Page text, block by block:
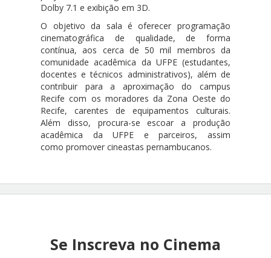
Dolby 7.1 e exibição em 3D.
O objetivo da sala é oferecer programação
cinematográfica de qualidade, de forma
contínua, aos cerca de 50 mil membros da
comunidade acadêmica da UFPE (estudantes,
docentes e técnicos administrativos), além de
contribuir para a aproximação do campus
Recife com os moradores da Zona Oeste do
Recife, carentes de equipamentos culturais.
Além disso, procura-se escoar a produção
acadêmica da UFPE e parceiros, assim
como promover cineastas pernambucanos.
Se Inscreva no Cinema